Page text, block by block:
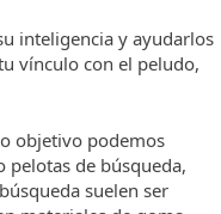
inteligencia y ayudarlos
vínculo con el peludo,
objetivo podemos
de búsqueda,
suelen ser